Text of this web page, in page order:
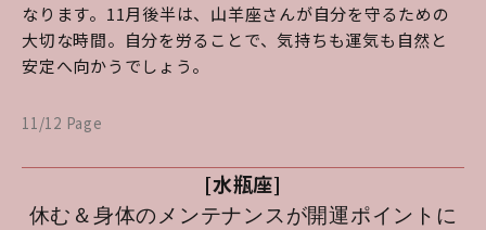
なります。11月後半は、山羊座さんが自分を守るための
大切な時間。自分を労ることで、気持ちも運気も自然と
安定へ向かうでしょう。
11/12 Page
[水瓶座]
休む＆身体のメンテナンスが開運ポイントに